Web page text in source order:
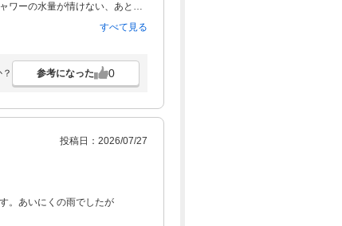
ワーの水量が情けない、あと近
すべて見る
参考になった 0
投稿日：2026/07/27
。あいにくの雨でしたが